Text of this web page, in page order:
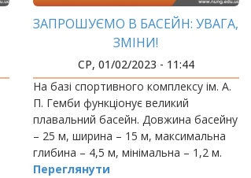
ЗАПРОШУЄМО В БАСЕЙН: УВАГА,
ЗМІНИ!
СР, 01/02/2023 - 11:44
На базі спортивного комплексу ім. А.
П. Гемби функціонує великий
плавальний басейн. Довжина басейну
– 25 м, ширина – 15 м, максимальна
глибина – 4,5 м, мінімальна – 1,2 м.
Переглянути